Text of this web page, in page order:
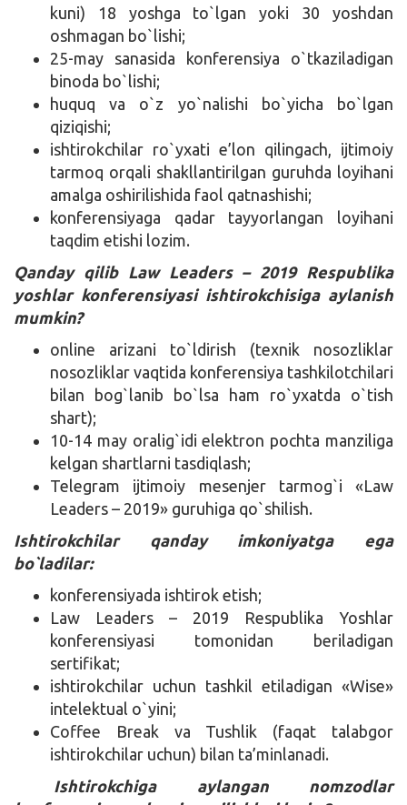
kuni) 18 yoshga to`lgan yoki 30 yoshdan
oshmagan bo`lishi;
25-may sanasida konferensiya o`tkaziladigan
binoda bo`lishi;
huquq va o`z yo`nalishi bo`yicha bo`lgan
qiziqishi;
ishtirokchilar ro`yxati e’lon qilingach, ijtimoiy
tarmoq orqali shakllantirilgan guruhda loyihani
amalga oshirilishida faol qatnashishi;
konferensiyaga qadar tayyorlangan loyihani
taqdim etishi lozim.
Qanday qilib Law Leaders – 2019 Respublika
yoshlar konferensiyasi ishtirokchisiga aylanish
mumkin?
online arizani to`ldirish (texnik nosozliklar
nosozliklar vaqtida konferensiya tashkilotchilari
bilan bog`lanib bo`lsa ham ro`yxatda o`tish
shart);
10-14 may oralig`idi elektron pochta manziliga
kelgan shartlarni tasdiqlash;
Telegram ijtimoiy mesenjer tarmog`i «Law
Leaders – 2019» guruhiga qo`shilish.
Ishtirokchilar qanday imkoniyatga ega
bo`ladilar:
konferensiyada ishtirok etish;
Law Leaders – 2019 Respublika Yoshlar
konferensiyasi tomonidan beriladigan
sertifikat;
ishtirokchilar uchun tashkil etiladigan «Wise»
intelektual o`yini;
Coffee Break va Tushlik (faqat talabgor
ishtirokchilar uchun) bilan ta’minlanadi.
Ishtirokchiga aylangan nomzodlar